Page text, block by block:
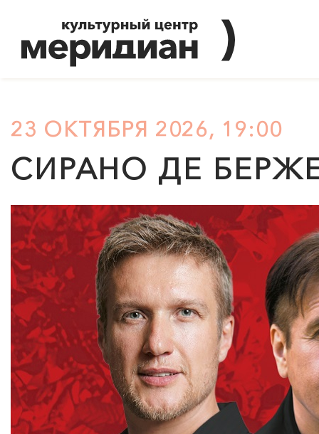
23 ОКТЯБРЯ 2026, 19:00
СИРАНО ДЕ